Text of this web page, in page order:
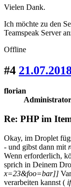
Vielen Dank.
Ich möchte zu den
Teamspeak Server
Offline
#4
florian
Administrator
Re: PHP im
Okay, im Droplet
- und gibst dann mit
Wenn erforderlich,
sprich in Deinem
x=23&foo=bar]]
verarbeiten kannst (